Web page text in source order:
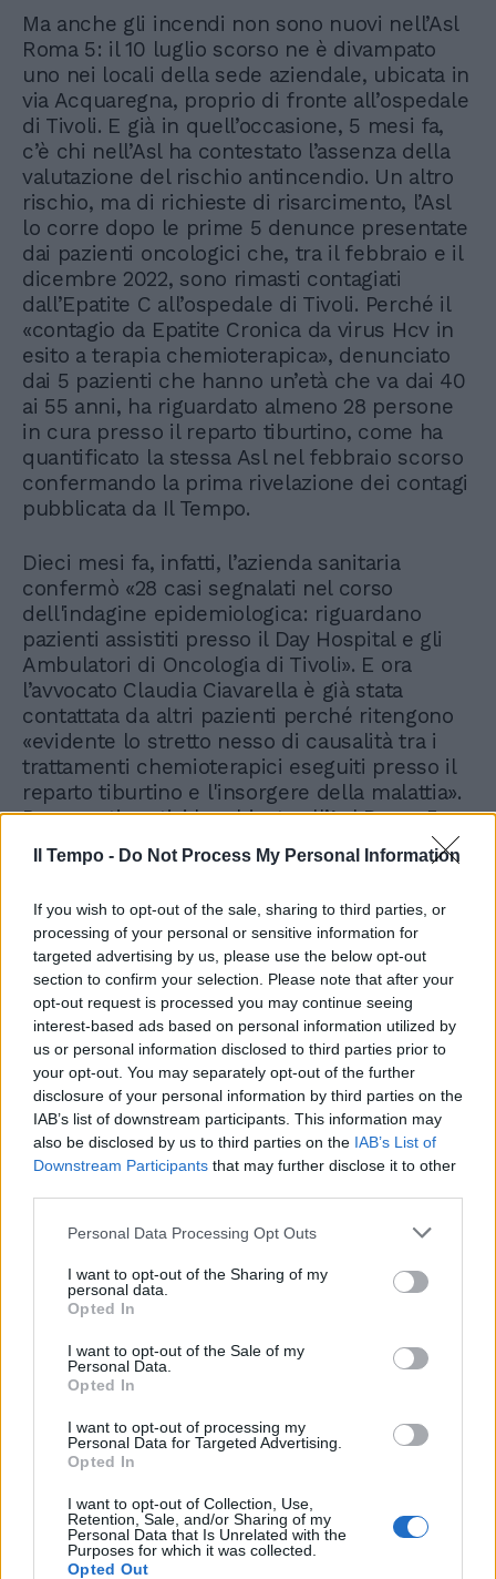
Il Tempo - Do Not Process My Personal Information
If you wish to opt-out of the sale, sharing to third parties, or
processing of your personal or sensitive information for
targeted advertising by us, please use the below opt-out
section to confirm your selection. Please note that after your
opt-out request is processed you may continue seeing
interest-based ads based on personal information utilized by
us or personal information disclosed to third parties prior to
your opt-out. You may separately opt-out of the further
disclosure of your personal information by third parties on the
IAB’s list of downstream participants. This information may
also be disclosed by us to third parties on the IAB’s List of
Downstream Participants that may further disclose it to other
Personal Data Processing Opt Outs
I want to opt-out of the Sharing of my
personal data.
Opted In
I want to opt-out of the Sale of my
Personal Data.
Opted In
I want to opt-out of processing my
Personal Data for Targeted Advertising.
Opted In
I want to opt-out of Collection, Use,
Retention, Sale, and/or Sharing of my
Personal Data that Is Unrelated with the
Purposes for which it was collected.
Opted Out
Ma anche gli incendi non sono nuovi nell’Asl
Roma 5: il 10 luglio scorso ne è divampato
uno nei locali della sede aziendale, ubicata in
via Acquaregna, proprio di fronte all’ospedale
di Tivoli. E già in quell’occasione, 5 mesi fa,
c’è chi nell’Asl ha contestato l’assenza della
valutazione del rischio antincendio. Un altro
rischio, ma di richieste di risarcimento, l’Asl
lo corre dopo le prime 5 denunce presentate
dai pazienti oncologici che, tra il febbraio e il
dicembre 2022, sono rimasti contagiati
dall’Epatite C all’ospedale di Tivoli. Perché il
«contagio da Epatite Cronica da virus Hcv in
esito a terapia chemioterapica», denunciato
dai 5 pazienti che hanno un’età che va dai 40
ai 55 anni, ha riguardato almeno 28 persone
in cura presso il reparto tiburtino, come ha
quantificato la stessa Asl nel febbraio scorso
confermando la prima rivelazione dei contagi
pubblicata da Il Tempo.
Dieci mesi fa, infatti, l’azienda sanitaria
confermò «28 casi segnalati nel corso
dell'indagine epidemiologica: riguardano
pazienti assistiti presso il Day Hospital e gli
Ambulatori di Oncologia di Tivoli». E ora
l’avvocato Claudia Ciavarella è già stata
contattata da altri pazienti perché ritengono
«evidente lo stretto nesso di causalità tra i
trattamenti chemioterapici eseguiti presso il
reparto tiburtino e l'insorgere della malattia».
Per questi motivi ha chiesto all’Asl Roma 5
«ogni necessario accertamento per
l’elargizione dell’indennizzo previsto dalla